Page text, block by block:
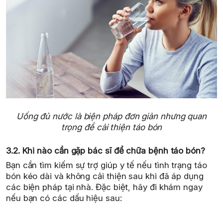
Uống đủ nước là biện pháp đơn giản nhưng quan
trọng để cải thiện táo bón
3.2. Khi nào cần gặp bác sĩ để chữa bệnh táo bón?
Bạn cần tìm kiếm sự trợ giúp y tế nếu tình trạng táo
bón kéo dài và không cải thiện sau khi đã áp dụng
các biện pháp tại nhà. Đặc biệt, hãy đi khám ngay
nếu bạn có các dấu hiệu sau: